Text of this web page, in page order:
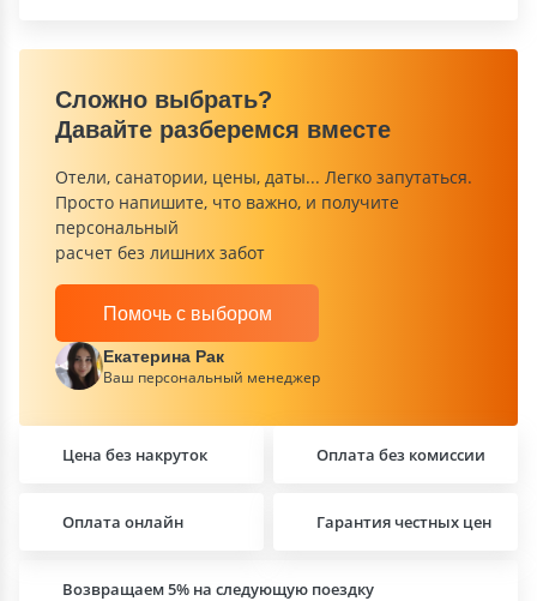
Сложно выбрать?
Давайте разберемся вместе
Отели, санатории, цены, даты... Легко запутаться.
Просто напишите, что важно, и получите
персональный
расчет без лишних забот
Помочь с выбором
Екатерина Рак
Ваш персональный менеджер
Цена без накруток Оплата без комиссии
Возвращаем 5% на следующую поездку
Оплата онлайн Гарантия честных цен